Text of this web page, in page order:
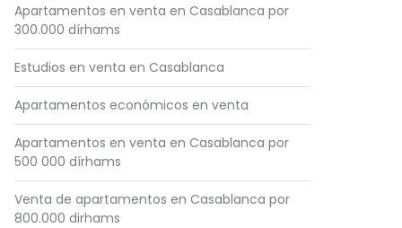
Apartamentos en venta en Casablanca por
300.000 dírhams
Estudios en venta en Casablanca
Apartamentos económicos en venta
Apartamentos en venta en Casablanca por
500 000 dírhams
Venta de apartamentos en Casablanca por
800.000 dirhams